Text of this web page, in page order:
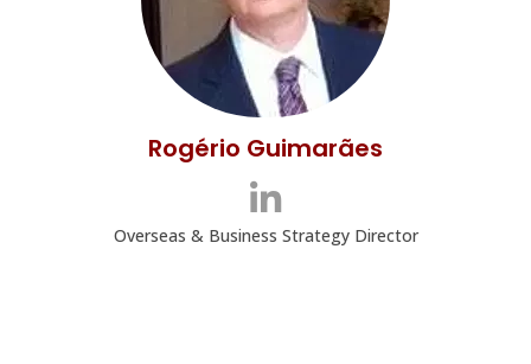
Rogério Guimarães
Overseas & Business Strategy Director